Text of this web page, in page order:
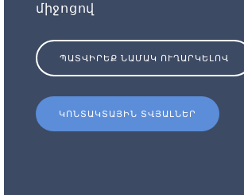
միջոցով
ՊԱՏՎԻՐԵՔ ՆԱՄԱԿ ՈՒՂԱՐԿԵԼՈՎ
ԿՈՆՏԱԿՏԱՅԻՆ ՏՎՅԱԼՆԵՐ